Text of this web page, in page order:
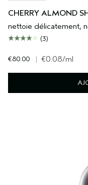
CHERRY ALMOND
nettoie délicatement,
(3)
€80.00 | €0.08/ml